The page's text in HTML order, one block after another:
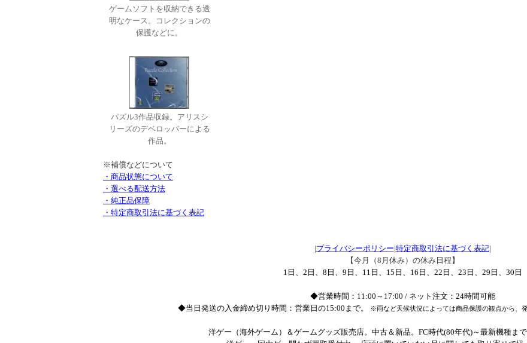
ゲームソフトを収納できる透
明なケース。コレクションの
保護などに。
パズル3作品収録。アリスシ
リーズのデベロッパーによる
作品。
※補償などについて
・商品状態について
・選べる配送方法
・純正品保障
・特定商取引法に基づく表記
|プライバシーポリシー|特定商取引法に基づく表記|
【今月（8月休み）の休み日程】
1日、2日、8日、9日、11日、15日、16日、22日、23日、29日、30日
◆営業時間：11:00～17:00 / ネット注文：24時間可能
◆当日発送の入金締め切り時間：営業日の15:00まで。
※雨など天候状況によっては商品保護の観点から、
洋ゲー（海外ゲーム）＆ゲームグッズ販売店。中古＆新品。FC時代(80年代)～最新機種まで